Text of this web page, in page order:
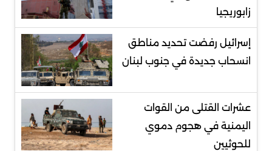
زابوريجيا
إسرائيل رفضت تحديد مناطق
انسحاب جديدة في جنوب لبنان
عشرات القتلى من القوات
اليمنية في هجوم دموي
للحوثيين